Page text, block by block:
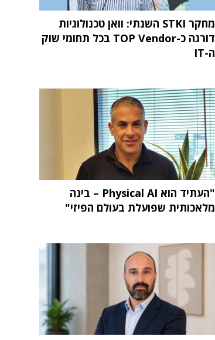
מחקר STKI השנתי: וואן טכנולוגיות
דורגה כ-TOP Vendor בכל תחומי שוק
ה-IT
"העתיד הוא Physical AI – בינה
מלאכותית שפועלת בעולם הפיזי"